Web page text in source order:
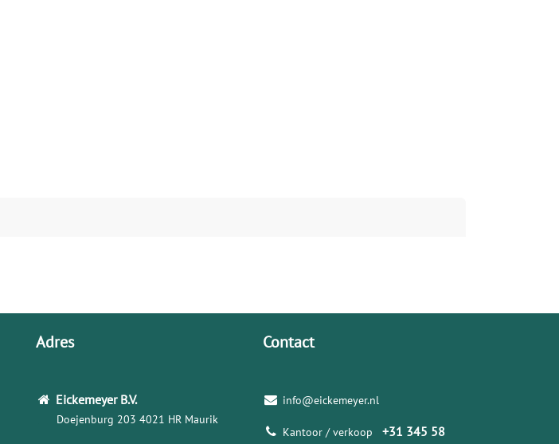
Adres
Eickemeyer B.V.
Doejenburg 203 4021 HR Maurik
Contact
info@eickemeyer.nl
Kantoor / verkoop +31 345 58